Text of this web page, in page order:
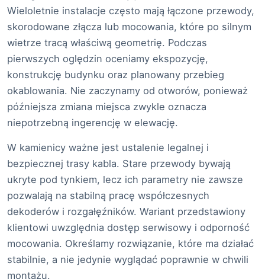
Wieloletnie instalacje często mają łączone przewody,
skorodowane złącza lub mocowania, które po silnym
wietrze tracą właściwą geometrię. Podczas
pierwszych oględzin oceniamy ekspozycję,
konstrukcję budynku oraz planowany przebieg
okablowania. Nie zaczynamy od otworów, ponieważ
późniejsza zmiana miejsca zwykle oznacza
niepotrzebną ingerencję w elewację.
W kamienicy ważne jest ustalenie legalnej i
bezpiecznej trasy kabla. Stare przewody bywają
ukryte pod tynkiem, lecz ich parametry nie zawsze
pozwalają na stabilną pracę współczesnych
dekoderów i rozgałęźników. Wariant przedstawiony
klientowi uwzględnia dostęp serwisowy i odporność
mocowania. Określamy rozwiązanie, które ma działać
stabilnie, a nie jedynie wyglądać poprawnie w chwili
montażu.